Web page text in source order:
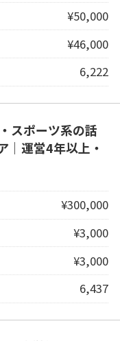
¥50,000
¥46,000
6,222
スポーツ系の話
｜運営4年以上・
¥300,000
¥3,000
¥3,000
6,437